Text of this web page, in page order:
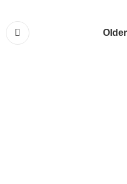
Older